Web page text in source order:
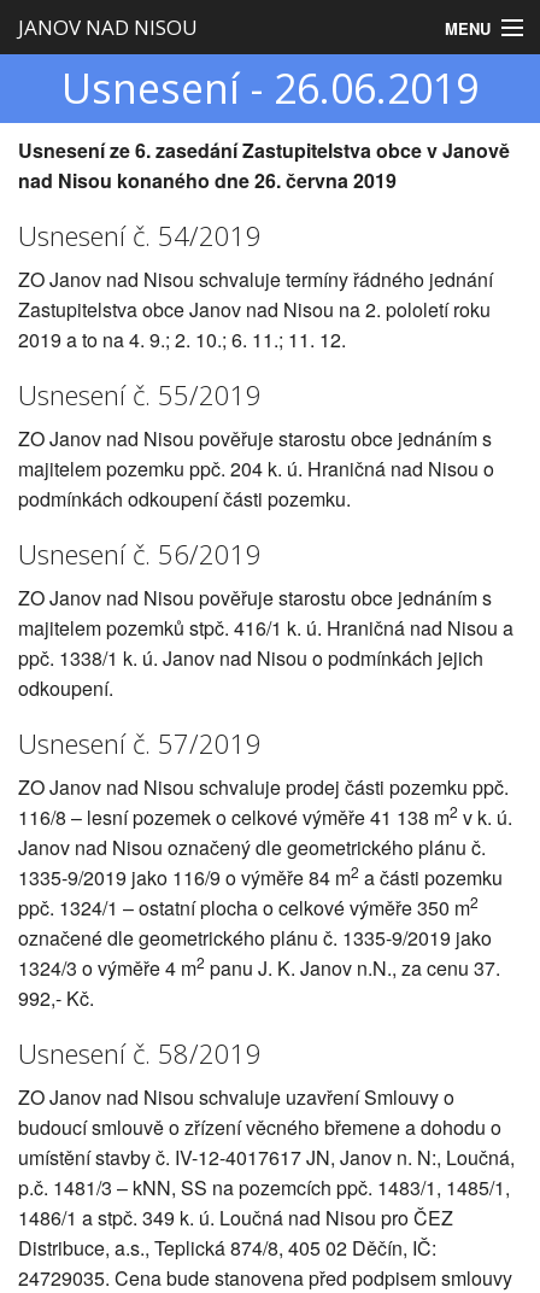
JANOV NAD NISOU MENU
Zastupitelstvo
Obec
Turistika
Usnesení - 26.06.2019
Usnesení ze 6. zasedání Zastupitelstva obce v Janově
nad Nisou konaného dne 26. června 2019
Usnesení č. 54/2019
ZO Janov nad Nisou schvaluje termíny řádného jednání
Zastupitelstva obce Janov nad Nisou na 2. pololetí roku
2019 a to na 4. 9.; 2. 10.; 6. 11.; 11. 12.
Usnesení č. 55/2019
ZO Janov nad Nisou pověřuje starostu obce jednáním s
majitelem pozemku ppč. 204 k. ú. Hraničná nad Nisou o
podmínkách odkoupení části pozemku.
Usnesení č. 56/2019
ZO Janov nad Nisou pověřuje starostu obce jednáním s
majitelem pozemků stpč. 416/1 k. ú. Hraničná nad Nisou a
ppč. 1338/1 k. ú. Janov nad Nisou o podmínkách jejich
odkoupení.
Usnesení č. 57/2019
ZO Janov nad Nisou schvaluje prodej části pozemku ppč.
116/8 – lesní pozemek o celkové výměře 41 138 m2 v k. ú.
Janov nad Nisou označený dle geometrického plánu č.
1335-9/2019 jako 116/9 o výměře 84 m2 a části pozemku
ppč. 1324/1 – ostatní plocha o celkové výměře 350 m2
označené dle geometrického plánu č. 1335-9/2019 jako
1324/3 o výměře 4 m2 panu J. K. Janov n.N., za cenu 37.
992,- Kč.
Usnesení č. 58/2019
ZO Janov nad Nisou schvaluje uzavření Smlouvy o
budoucí smlouvě o zřízení věcného břemene a dohodu o
umístění stavby č. IV-12-4017617 JN, Janov n. N:, Loučná,
p.č. 1481/3 – kNN, SS na pozemcích ppč. 1483/1, 1485/1,
1486/1 a stpč. 349 k. ú. Loučná nad Nisou pro ČEZ
Distribuce, a.s., Teplická 874/8, 405 02 Děčín, IČ:
24729035. Cena bude stanovena před podpisem smlouvy